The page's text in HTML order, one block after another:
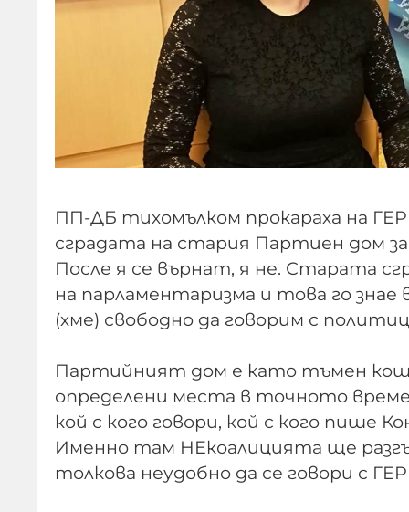
ПП-ДБ тихомълком прокараха на
сградата на стария Партиен дом
После я се върнат, я не. Старата
на парламентаризма и това го
(хме) свободно да говорим с
Партийният дом е като тъмен
определени места в точното
кой с кого говори, кой с кого пише
Именно там НЕкоалицията ще
толкова неудобно да се говори с